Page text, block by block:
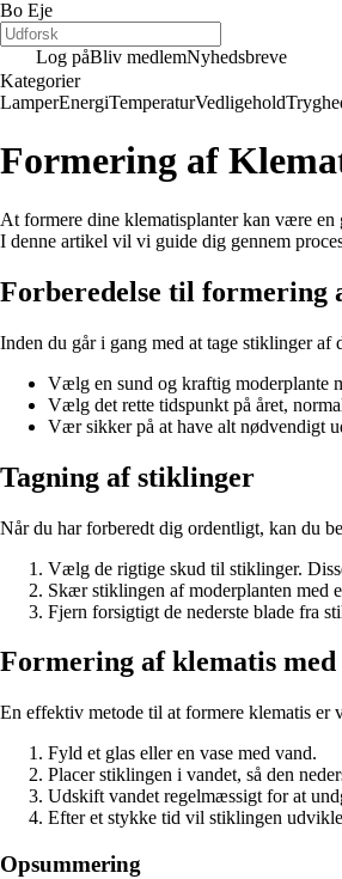
Bo Eje
Log påBliv medlemNyhedsbreve
Kategorier
LamperEnergiTemperaturVedligehold
Formering af
At formere dine klematisplanter kan være
I denne artikel vil vi guide dig gennem
Forberedelse til formering
Inden du går i gang med at tage stiklinger
Vælg en sund og kraftig moderplante
Vælg det rette tidspunkt på året,
Vær sikker på at have alt nødvendigt
Tagning af stiklinger
Når du har forberedt dig ordentligt, kan du
Vælg de rigtige skud til stiklinger.
Skær stiklingen af moderplanten med
Fjern forsigtigt de nederste blade fra
Formering af klematis
En effektiv metode til at formere klematis er
Fyld et glas eller en vase med vand.
Placer stiklingen i vandet, så den
Udskift vandet regelmæssigt for at
Efter et stykke tid vil stiklingen
Opsummering